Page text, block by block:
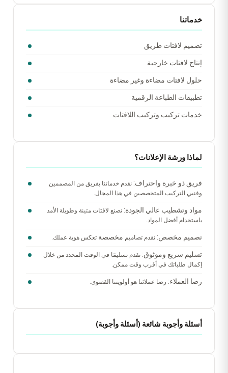
خدماتنا
تصميم لافتات طريق
إنتاج لافتات خارجية
حلول لافتات مضاءة وغير مضاءة
تطبيقات الطباعة الرقمية
خدمات تركيب وتركيب اللافتات
لماذا ورشة الإعلانات؟
فريق ذو خبرة واحتراف: نقدم خدماتنا بفريق من المصممين
وفنيي التركيب المتخصصين في هذا المجال.
مواد وتشطيب عالي الجودة: نصنع لافتات متينة وطويلة الأمد
باستخدام أفضل المواد.
تصميم مخصص: نقدم تصاميم مخصصة تعكس هوية عملك.
تسليم سريع وموثوق: نقدم تسليمًا في الوقت المحدد من خلال
إكمال طلباتك في أقرب وقت ممكن.
رضا العملاء: رضا عملائنا هو أولويتنا القصوى.
أسئلة وأجوبة شائعة (أسئلة وأجوبة)